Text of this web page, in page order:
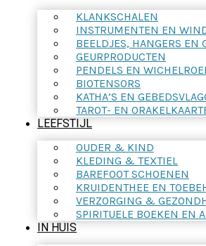
KLANKSCHALEN
INSTRUMENTEN EN
BEELDJES, HANGERS EN
GEURPRODUCTEN
PENDELS EN
BIOTENSORS
KATHA’S EN
TAROT- EN
LEEFSTIJL
OUDER & KIND
KLEDING & TEXTIEL
BAREFOOT SCHOENEN
KRUIDENTHEE EN
VERZORGING &
SPIRITUELE BOEKEN EN
IN HUIS